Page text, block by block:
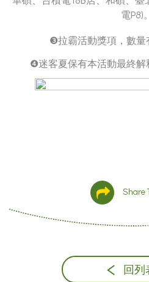
電P8)。
❸拉霸活動獎項，數量
❹迷客夏保有本活動最終解
Share
回列